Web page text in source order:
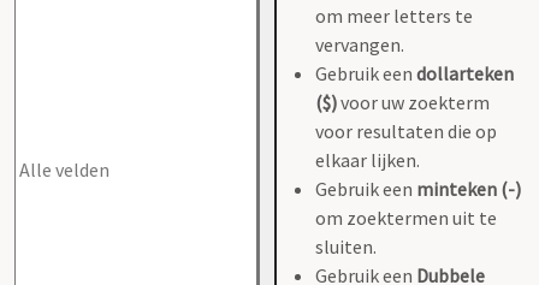
om meer letters te
vervangen.
Gebruik een dollarteken
($)voor uw zoekterm
voor resultaten die op
elkaar lijken.
Gebruik een minteken (-)
om zoektermen uit te
sluiten.
Gebruik een Dubbele